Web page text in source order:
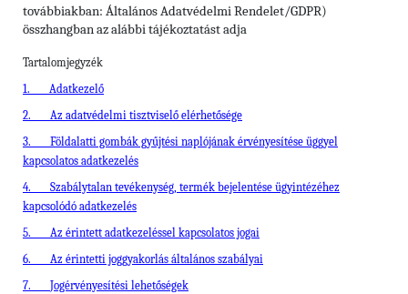
továbbiakban: Általános Adatvédelmi Rendelet/GDPR)
összhangban az alábbi tájékoztatást adja
Tartalomjegyzék
1.
Adatkezelő
2.
Az adatvédelmi tisztviselő elérhetősége
3.
Földalatti gombák gyűjtési naplójának érvényesítése üggyel
kapcsolatos adatkezelés
4.
Szabálytalan tevékenység, termék bejelentése ügyintézéhez
kapcsolódó adatkezelés
5.
Az érintett adatkezeléssel kapcsolatos jogai
6.
Az érintetti joggyakorlás általános szabályai
7.
Jogérvényesítési lehetőségek